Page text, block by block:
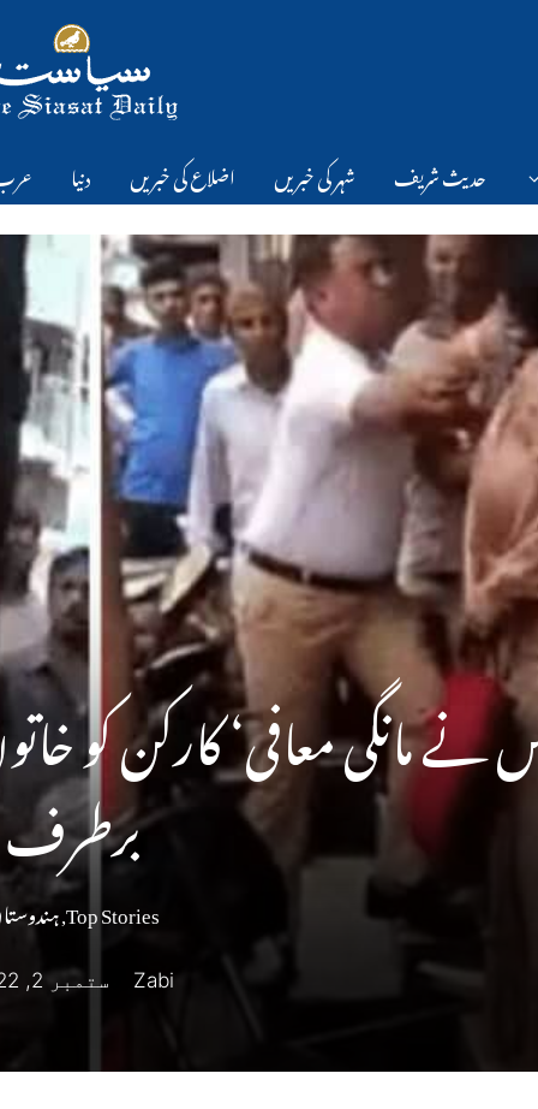
حدیث شریف شہر کی خبریں اضلاع کی خبریں دنیا
نے مانگی معافی‘ کارکن کو
برطرف
Top Stories
,
Zabi ستمبر 2, 2022